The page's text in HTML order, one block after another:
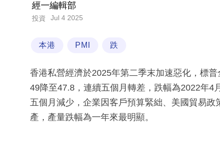
經一編輯部
投資 Jul 4 2025
本港 PMI 跌
香港私營經濟於2025年第二季末加速惡化，標
49降至47.8，連續五個月轉差，跌幅為2022年
五個月減少，企業因客戶預算緊絀、美國貿易
產，產量跌幅為一年來最明顯。